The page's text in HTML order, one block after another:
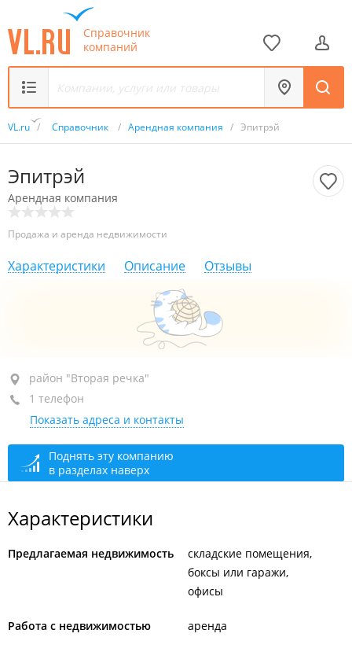
Справочник
компаний
VL.ru / Справочник / Арендная компания / Эпитрэй
Эпитрэй
Арендная компания
Продажа и аренда недвижимости
Характеристики Описание Отзывы
район "Вторая речка", ул. Бородинская, 4А стр. 1
+7 924 238-68-88
открыто: 09:00–17:00
район "Вторая речка"
1 телефон
Показать адреса и контакты
Поднять эту компанию
в разделах наверх
Характеристики
Предлагаемая недвижимость
складские помещения
боксы или гаражи
офисы
Работа с недвижимостью аренда